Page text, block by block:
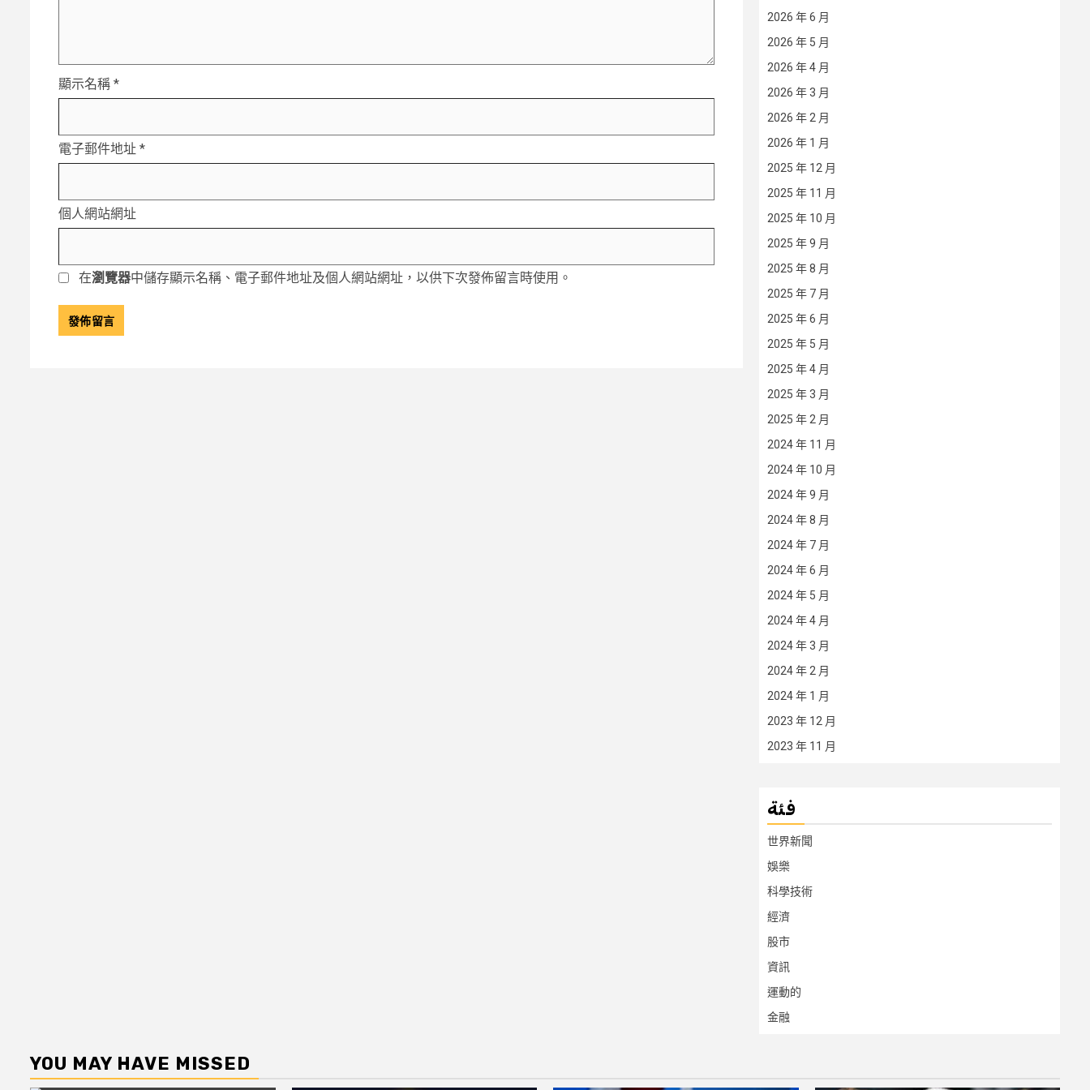
顯示名稱 *
電子郵件地址 *
個人網站網址
在瀏覽器中儲存顯示名稱、電子郵件地址及個人網站網址，以供下次發佈留言時使用。
2026 年 6 月
2026 年 5 月
2026 年 4 月
2026 年 3 月
2026 年 2 月
2026 年 1 月
2025 年 12 月
2025 年 11 月
2025 年 10 月
2025 年 9 月
2025 年 8 月
2025 年 7 月
2025 年 6 月
2025 年 5 月
2025 年 4 月
2025 年 3 月
2025 年 2 月
2024 年 11 月
2024 年 10 月
2024 年 9 月
2024 年 8 月
2024 年 7 月
2024 年 6 月
2024 年 5 月
2024 年 4 月
2024 年 3 月
2024 年 2 月
2024 年 1 月
2023 年 12 月
2023 年 11 月
فئة
世界新聞
娛樂
科學技術
經濟
股市
資訊
運動的
金融
YOU MAY HAVE MISSED